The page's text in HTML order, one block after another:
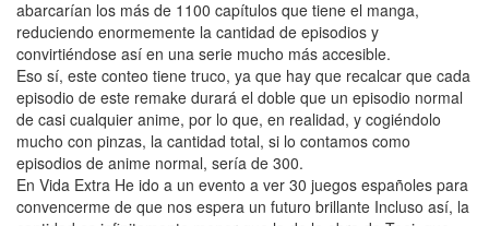
abarcarían los más de 1100 capítulos que tiene el manga,
reduciendo enormemente la cantidad de episodios y
convirtiéndose así en una serie mucho más accesible.
Eso sí, este conteo tiene truco, ya que hay que recalcar que cada
episodio de este remake durará el doble que un episodio normal
de casi cualquier anime, por lo que, en realidad, y cogiéndolo
mucho con pinzas, la cantidad total, si lo contamos como
episodios de anime normal, sería de 300.
En Vida Extra He ido a un evento a ver 30 juegos españoles para
convencerme de que nos espera un futuro brillante Incluso así, la